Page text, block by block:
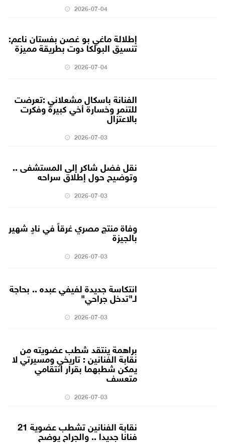
2026-07-04
إطلالة ماغي بو غصن بفستان ناعم:
تنسيق البولكا دوت بطريقة مميزة
2026-07-04
الفنانة باسكال مشعلاني :تعرضت
للتنمر وخسارة أخي كبيرة وفكرت
بالاعتزال
2026-07-03
نقل فضل شاكر إلى المستشفى ..
وتوضيح حول إطلاق سراحه
2026-07-03
وفاة منتج مصري غرقاً في نادٍ شهير
بالجيزة
2026-07-03
انتكاسة جديدة لفيفي عبده .. بحاجة
لـ"تدخل جراحي"
2026-07-03
براهمة ينتقد شطب عضويته من
نقابة الفنانين : تاريخي ومسيرتي لا
يمكن شطبهما بقرار انتقامي
متعسف
2026-07-03
نقابة الفنانين تشطب عضوية 21
فنانا جديدا .. والجراح يوضح